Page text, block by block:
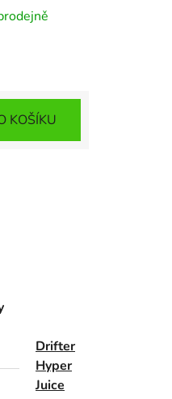
KOŠÍKU
Drifter
Hyper
Juice